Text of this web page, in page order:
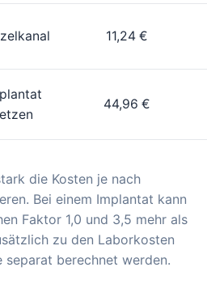
11,24 €
44,96 €
die Kosten je nach
Bei einem Implantat kann
Faktor 1,0 und 3,5 mehr als
zu den Laborkosten
separat berechnet werden.